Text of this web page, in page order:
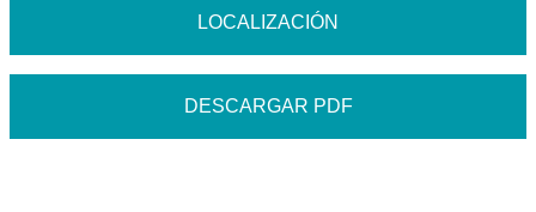
LOCALIZACIÓN
DESCARGAR PDF